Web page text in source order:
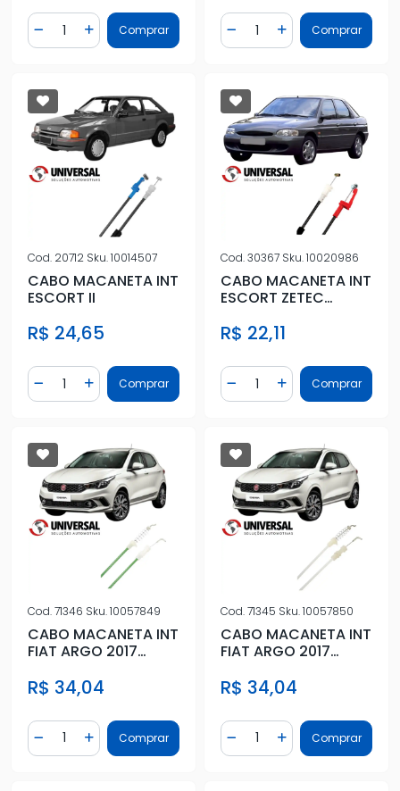
Diminuir Quantidade
Quantidade
Adicionar Quantidade
Comprar Diminuir Quantidade
Quantidade
AdicionarComprar
Cod. 20712 Sku.10014507
CABO MACANETA INT
ESCORT II
R$ 24,65
Diminuir Quantidade
Quantidade
Adicionar Quantidade
Comprar
Cod.30367 Sku.10020986
CABO MACANETA INT
ESCORT ZETEC
PTS DIANT
R$ 22,11
Diminuir Quantidade
Quantidade
AdicionarComprar
Cod.71346 Sku.10057849
CABO MACANETA INT
FIAT ARGO 2017
R$ 34,04
Diminuir Quantidade
Quantidade
Adicionar Quantidade
Comprar
Cod.71345 Sku.10057850
CABO MACANETA INT
FIAT ARGO 2017
R$ 34,04
Diminuir Quantidade
Quantidade
AdicionarComprar